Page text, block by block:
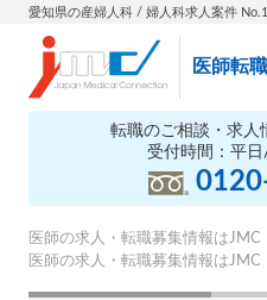
愛知県の産婦人科 / 婦人科求人案件
医師転
転職のご相談・求人
受付時間：平
医師の求人・転職募集情報はJMC
医師の求人・転職募集情報はJMC